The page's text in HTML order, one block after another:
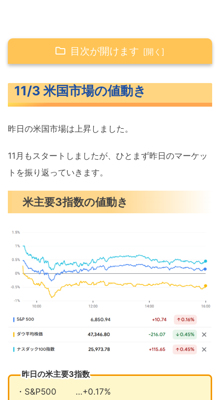
目次が開けます
米主要3指数の値動き
S&P500ヒートマップ
セクター別パフォーマンス
S&P500チャート分析
米国市場のトピックス
中国レアアース規制停止と半導体企業
ISM製造業景気指数は8ヶ月連続で活動
縮小
11月の注目イベントについて
11/3 米国市場の値動き
昨日の米国市場は上昇しました。
11月もスタートしましたが、ひとまず昨日のマーケッ
トを振り返っていきます。
米主要3指数の値動き
昨日の米主要3指数
・S&P500 …+0.17%